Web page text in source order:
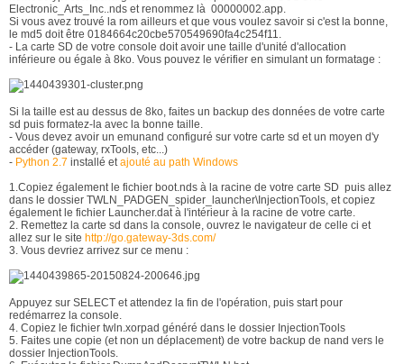
Electronic_Arts_Inc..nds et renommez là 00000002.app.
Si vous avez trouvé la rom ailleurs et que vous voulez savoir si c'est la bonne,
le md5 doit être 0184664c20cbe570549690fa4c254f11.
- La carte SD de votre console doit avoir une taille d'unité d'allocation
inférieure ou égale à 8ko. Vous pouvez le vérifier en simulant un formatage :
Si la taille est au dessus de 8ko, faites un backup des données de votre carte
sd puis formatez-la avec la bonne taille.
- Vous devez avoir un emunand configuré sur votre carte sd et un moyen d'y
accéder (gateway, rxTools, etc...)
- Python 2.7 installé etajouté au path Windows
1.Copiez également le fichier boot.nds à la racine de votre carte SD puis allez
dans le dossier TWLN_PADGEN_spider_launcher\InjectionTools, et copiez
également le fichier Launcher.dat à l'intérieur à la racine de votre carte.
2. Remettez la carte sd dans la console, ouvrez le navigateur de celle ci et
allez sur le site http://go.gateway-3ds.com/
3. Vous devriez arrivez sur ce menu :
Appuyez sur SELECT et attendez la fin de l'opération, puis start pour
redémarrez la console.
4. Copiez le fichier twln.xorpad généré dans le dossier InjectionTools
5. Faites une copie (et non un déplacement) de votre backup de nand vers le
dossier InjectionTools.